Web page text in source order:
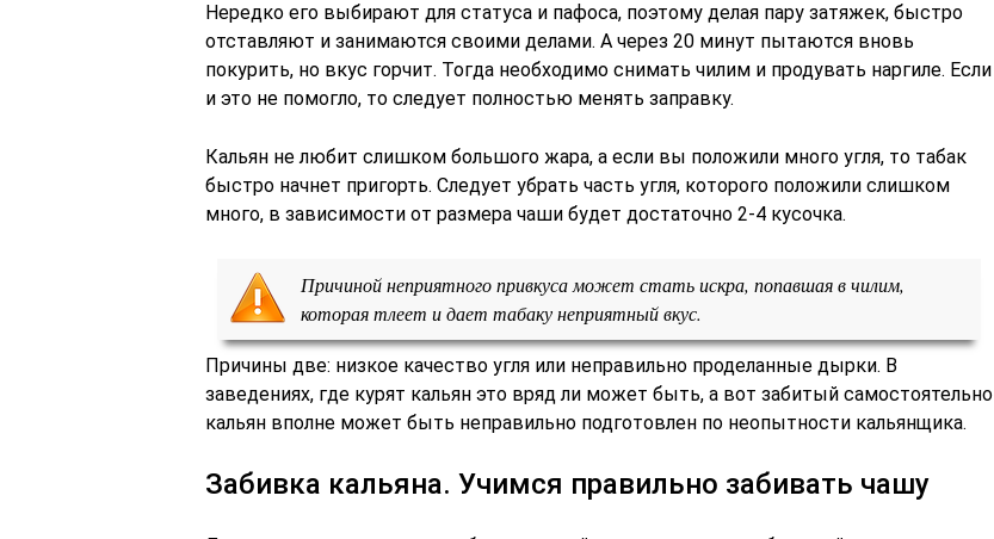
Нередко его выбирают для статуса и пафоса, поэтому делая пару затяжек, быстро
отставляют и занимаются своими делами. А через 20 минут пытаются вновь
покурить, но вкус горчит. Тогда необходимо снимать чилим и продувать наргиле. Если
и это не помогло, то следует полностью менять заправку.
Кальян не любит слишком большого жара, а если вы положили много угля, то табак
быстро начнет пригорть. Следует убрать часть угля, которого положили слишком
много, в зависимости от размера чаши будет достаточно 2-4 кусочка.
Причиной неприятного привкуса может стать искра, попавшая в чилим,
которая тлеет и дает табаку неприятный вкус.
Причины две: низкое качество угля или неправильно проделанные дырки. В
заведениях, где курят кальян это вряд ли может быть, а вот забитый самостоятельно
кальян вполне может быть неправильно подготовлен по неопытности кальянщика.
Забивка кальяна. Учимся правильно забивать чашу